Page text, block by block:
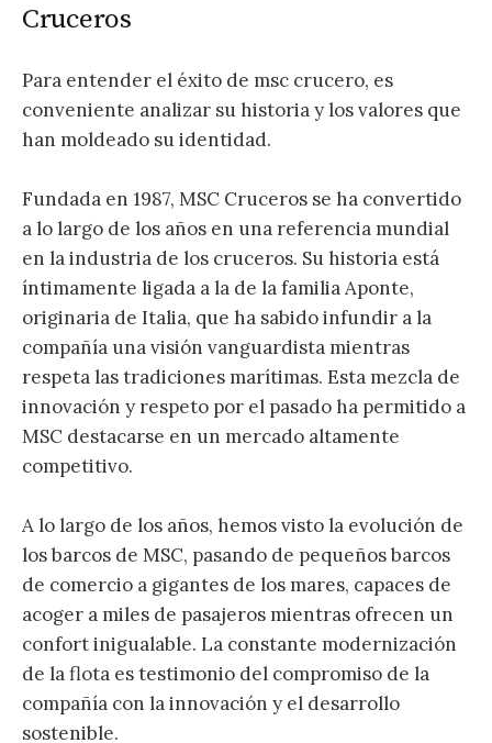
Cruceros
Para entender el éxito de msc crucero, es
conveniente analizar su historia y los valores que
han moldeado su identidad.
Fundada en 1987, MSC Cruceros se ha convertido
a lo largo de los años en una referencia mundial
en la industria de los cruceros. Su historia está
íntimamente ligada a la de la familia Aponte,
originaria de Italia, que ha sabido infundir a la
compañía una visión vanguardista mientras
respeta las tradiciones marítimas. Esta mezcla de
innovación y respeto por el pasado ha permitido a
MSC destacarse en un mercado altamente
competitivo.
A lo largo de los años, hemos visto la evolución de
los barcos de MSC, pasando de pequeños barcos
de comercio a gigantes de los mares, capaces de
acoger a miles de pasajeros mientras ofrecen un
confort inigualable. La constante modernización
de la flota es testimonio del compromiso de la
compañía con la innovación y el desarrollo
sostenible.